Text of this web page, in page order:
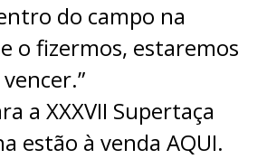
do campo na
o fizermos, estaremos
a XXXVII Supertaça
estão à venda AQUI.